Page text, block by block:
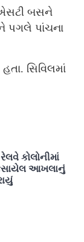
બસને
પગલે પાંચના
સિવિલમાં
કોલોનીમાં
ફસાયેલ આખલાનું